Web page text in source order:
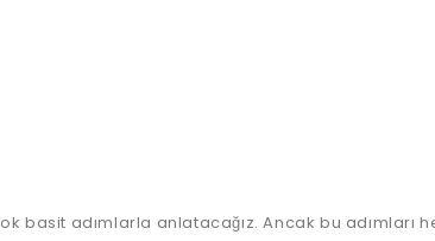
basit adımlarla anlatacağız. Ancak bu